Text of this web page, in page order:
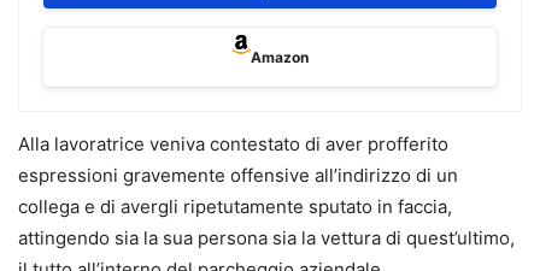
Cartabia (d.lgs. n. 149/2022).
l’introduzione dellanegoziazione assistita , che non si
pone, però, come condizione di procedibilità della
domanda giudiziale, bensì quale mera facoltà attribuita
alle parti, nonché la definitiva (attesa?)abrogazione del
c.d. rito Fornero in materia di impugnativa giudiziaria dei
Amazon
Alla lavoratrice veniva contestato di aver profferito
espressioni gravemente offensive all’indirizzo di un
collega e di avergli ripetutamente sputato in faccia,
attingendo sia la sua persona sia la vettura di quest’ultimo,